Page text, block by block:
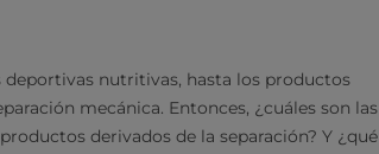
deportivas nutritivas, hasta los productos
mecánica. Entonces, ¿cuáles son las
derivados de la separación? Y ¿qué